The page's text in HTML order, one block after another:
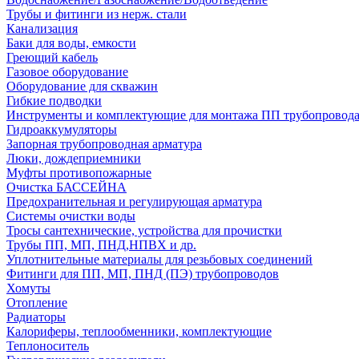
Трубы и фитинги из нерж. стали
Канализация
Баки для воды, емкости
Греющий кабель
Газовое оборудование
Оборудование для скважин
Гибкие подводки
Инструменты и комплектующие для монтажа ПП трубопровода
Гидроаккумуляторы
Запорная трубопроводная арматура
Люки, дождеприемники
Муфты противопожарные
Очистка БАССЕЙНА
Предохранительная и регулирующая арматура
Системы очистки воды
Тросы сантехнические, устройства для прочистки
Трубы ПП, МП, ПНД,НПВХ и др.
Уплотнительные материалы для резьбовых соединений
Фитинги для ПП, МП, ПНД (ПЭ) трубопроводов
Хомуты
Отопление
Радиаторы
Калориферы, теплообменники, комплектующие
Теплоноситель